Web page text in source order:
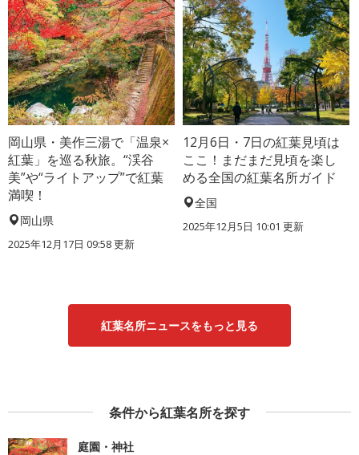
岡山県・美作三湯で「温泉×
紅葉」を巡る秋旅。“渓谷
美”や“ライトアップ”で紅葉
満喫！
岡山県
2025年12月17日 09:58 更新
12月6日・7日の紅葉見頃は
ここ！まだまだ見頃を楽し
める全国の紅葉名所ガイド
全国
2025年12月5日 10:01 更新
紅葉名所ニュースをもっと見る
条件から紅葉名所を探す
庭園・神社